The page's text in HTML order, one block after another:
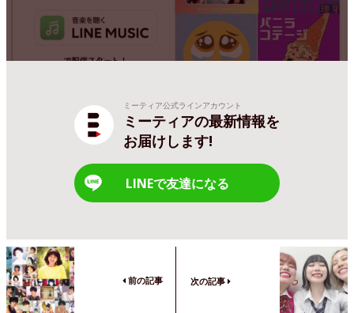
ミーティア公式ラインアカウント
ミーティアの最新情報を
お届けします!
LINEで友達になる
前の記事 次の記事